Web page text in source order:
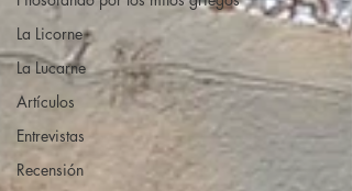
La Licorne
La Lucarne
Artículos
Entrevistas
Recensión